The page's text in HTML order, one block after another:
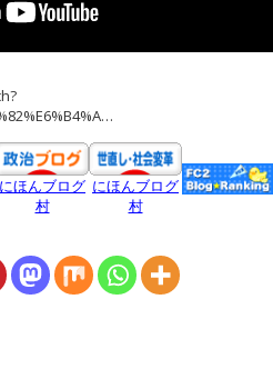
にほんブログ
村
にほんブログ
村